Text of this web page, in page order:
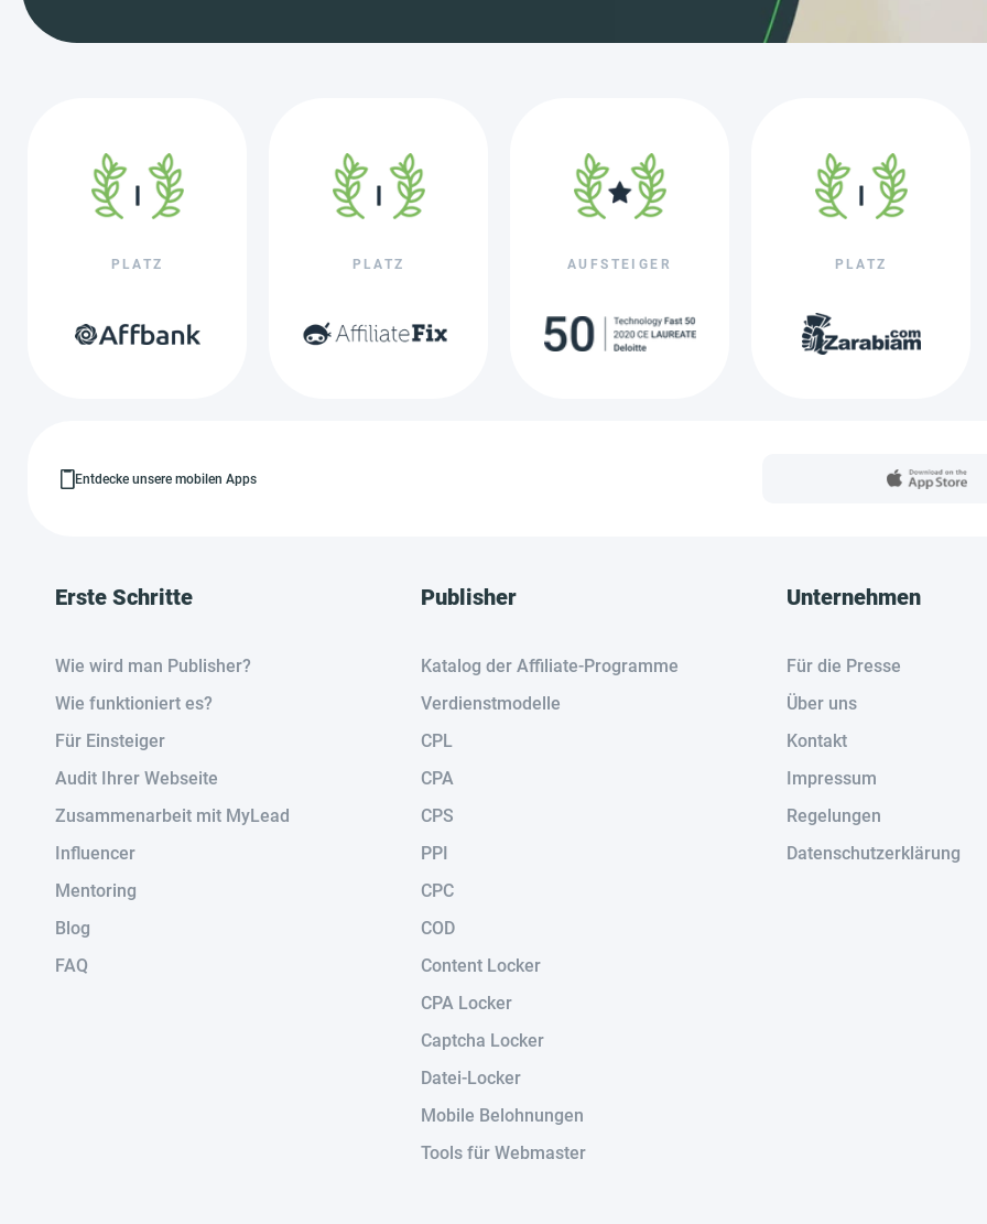
PLATZ PLATZ AUFSTEIGER PLATZ
Entdecke unsere mobilen Apps
Erste Schritte
Wie wird man Publisher?
Wie funktioniert es?
Für Einsteiger
Audit Ihrer Webseite
Zusammenarbeit mit MyLead
Influencer
Mentoring
Blog
FAQ
Publisher
Katalog der Affiliate-Programme
Verdienstmodelle
CPL
CPA
CPS
PPI
CPC
COD
Content Locker
CPA Locker
Captcha Locker
Datei-Locker
Mobile Belohnungen
Tools für Webmaster
Unternehmen
Für die Presse
Über uns
Kontakt
Impressum
Regelungen
Datenschutzerklärung